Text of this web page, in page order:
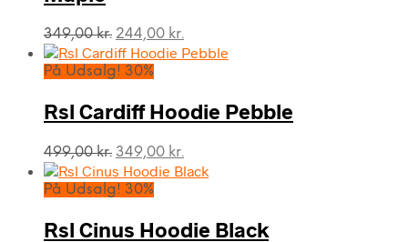
349,00kr. Den
oprindelige
pris
349,00 kr..
244,00 kr.
aktuelle
244,00 kr..
På Udsalg! 30%
Rsl Cardiff Hoodie Pebble
499,00kr. Den
oprindelige
pris
499,00 kr..
349,00 kr.
aktuelle
349,00 kr..
På Udsalg! 30%
Rsl Cinus Hoodie Black